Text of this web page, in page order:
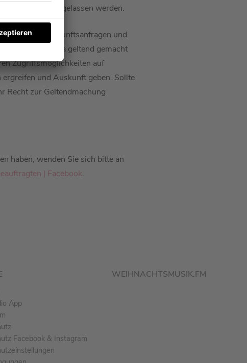
Meta nicht zugelassen werden.
dass Auskunftsanfragen und
direkt bei Meta geltend gemacht
Zugriffsmöglichkeiten auf
und Auskunft geben. Sollte
Recht zur Geltendmachung
haben, wenden Sie sich bitte an
| Facebook.
App
Facebook & Instagram
WEIHNACHTSMUSIK.FM